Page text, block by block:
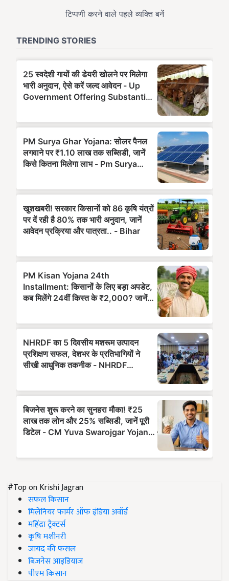
#Top on Krishi Jagran
सफल किसान
मिलेनियर फार्मर ऑफ इंडिया अवॉर्ड
महिंद्रा ट्रैक्टर्स
कृषि मशीनरी
जायद की फसल
बिज़नेस आइडियाज
पीएम किसान